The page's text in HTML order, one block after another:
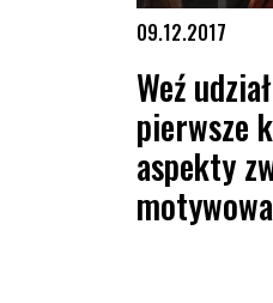
09.12.2017
Weź
pierwsze
aspekty